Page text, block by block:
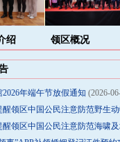
绍 领区概况
年端午节放假通知 (2026-
领区中国公民注意防范野生
领区中国公民注意防范海啸